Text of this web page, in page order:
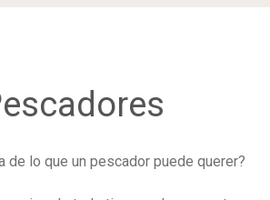
de lo que un pescador puede querer?